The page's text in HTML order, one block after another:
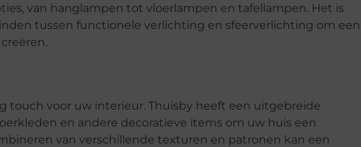
van hanglampen tot vloerlampen en tafellampen. Het is
tussen functionele verlichting en sfeerverlichting om een
touch voor uw interieur. Thuisby heeft een uitgebreide
en andere decoratieve items om uw huis een
van verschillende texturen en patronen kan een